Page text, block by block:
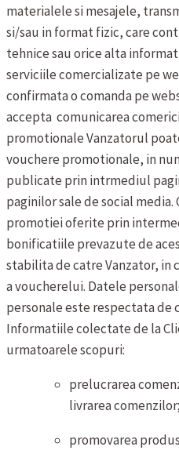
materialele si mesajele,
si/sau in format fizic, care
tehnice sau orice alta
serviciile comercializate pe
confirmata o comanda pe
accepta comunicarea
promotionaleVanzatorul
vouchere promotionale, in
publicate prin intrmediul
paginilor sale de social
promotiei oferite prin
bonificatiile prevazute de
stabilita de catre Vanzator, in
a voucherelui. Datele
personale este respectata de
Informatiile colectate de la
urmatoarele scopuri:
prelucrarea
livrarea comenzilor;
promovarea